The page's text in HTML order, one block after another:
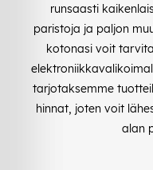
runsaasti
paristoja ja paljon
kotonasi voit
tarjotaksemme
hinnat, joten voit
alan